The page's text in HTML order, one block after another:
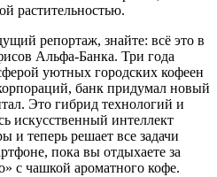
растительностью.
репортаж, знайте: всё это в
Альфа-Банка. Три года
уютных городских кофеен
банк придумал новый
Это гибрид технологий и
искусственный интеллект
и теперь решает все задачи
пока вы отдыхаете за
с чашкой ароматного кофе.